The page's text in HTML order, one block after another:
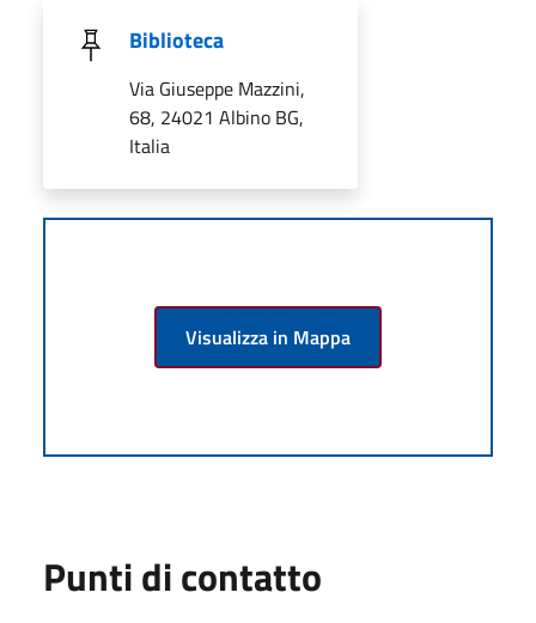
Biblioteca
Via Giuseppe Mazzini,
68, 24021 Albino BG,
Italia
Visualizza in Mappa
Punti di contatto